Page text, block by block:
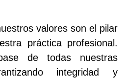
valores son el pilar
práctica profesional.
de todas nuestras
integridad y